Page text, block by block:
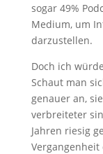
sogar 49%
Medium, um
darzustellen.
Doch ich
Schaut man
genauer an,
verbreiteter
Jahren riesig
Vergangenheit